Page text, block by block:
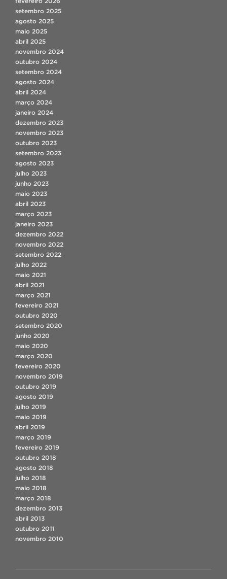
setembro 2025
agosto 2025
maio 2025
abril 2025
novembro 2024
outubro 2024
setembro 2024
agosto 2024
abril 2024
março 2024
janeiro 2024
dezembro 2023
novembro 2023
outubro 2023
setembro 2023
agosto 2023
julho 2023
junho 2023
maio 2023
abril 2023
março 2023
janeiro 2023
dezembro 2022
novembro 2022
setembro 2022
julho 2022
maio 2021
abril 2021
março 2021
fevereiro 2021
outubro 2020
setembro 2020
junho 2020
maio 2020
março 2020
fevereiro 2020
novembro 2019
outubro 2019
agosto 2019
julho 2019
maio 2019
abril 2019
março 2019
fevereiro 2019
outubro 2018
agosto 2018
julho 2018
maio 2018
março 2018
dezembro 2013
abril 2013
outubro 2011
novembro 2010